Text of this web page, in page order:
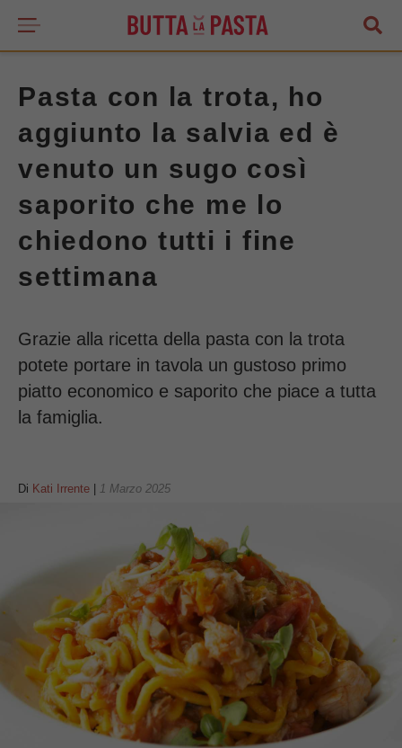
Pasta con la trota, ho
aggiunto la salvia ed è
venuto un sugo così
saporito che me lo
chiedono tutti i fine
settimana
Grazie alla ricetta della pasta con la trota
potete portare in tavola un gustoso primo
piatto economico e saporito che piace a tutta
la famiglia.
Di Kati Irrente 1 Marzo 2025